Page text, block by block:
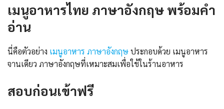
เมนูอาหารไทย ภาษาอังกฤษ พร้อมคํา
อ่าน
นี่คือตัวอย่าง เมนูอาหาร ภาษาอังกฤษประกอบด้วย เมนูอาหาร
จานเดียว ภาษาอังกฤษที่เหมาะสมเพื่อใช้ในร้านอาหาร
สอบก่อนเข้าฟรี